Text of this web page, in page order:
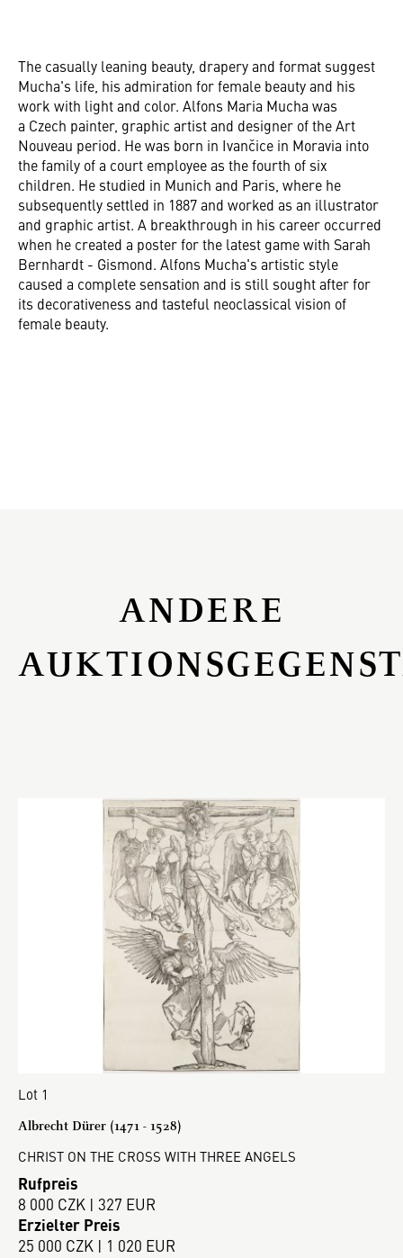
The casually leaning beauty, drapery and format suggest
Mucha's life, his admiration for female beauty and his
work with light and color. Alfons Maria Mucha was
a Czech painter, graphic artist and designer of the Art
Nouveau period. He was born in Ivančice in Moravia into
the family of a court employee as the fourth of six
children. He studied in Munich and Paris, where he
subsequently settled in 1887 and worked as an illustrator
and graphic artist. A breakthrough in his career occurred
when he created a poster for the latest game with Sarah
Bernhardt - Gismond. Alfons Mucha's artistic style
caused a complete sensation and is still sought after for
its decorativeness and tasteful neoclassical vision of
female beauty.
ANDERE
Lot 1
Albrecht Dürer (1471 - 1528)
CHRIST ON THE CROSS WITH THREE ANGELS
Rufpreis
8 000 CZK | 327 EUR
Erzielter Preis
25 000 CZK | 1 020 EUR